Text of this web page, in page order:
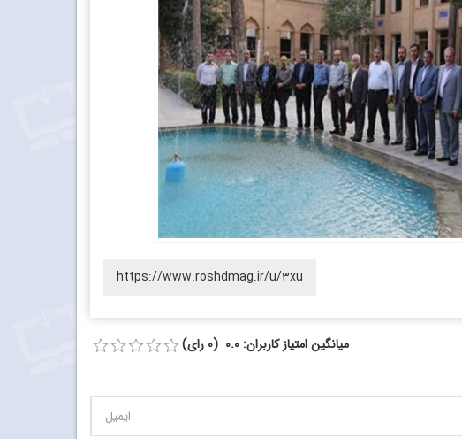
https://www.roshdmag.ir/u/3xu
میانگین امتیاز کاربران: 0.0 (0 رای)